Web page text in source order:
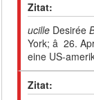
Zitat:
ucille Desirée
York; â 26.
eine US-
Zitat: